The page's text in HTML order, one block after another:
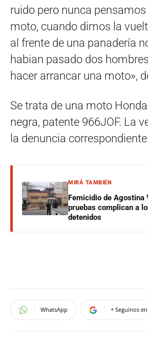
ruido pero nunca
moto, cuando dimos la
al frente de una panadería
habian pasado dos
hacer arrancar una moto»,
Se trata de una moto
negra, patente 966JOF. La
la denuncia
MIRÁ TAMBIÉN
Femicidio de Agostina
pruebas complican a
detenidos
WhatsApp + Seguinos